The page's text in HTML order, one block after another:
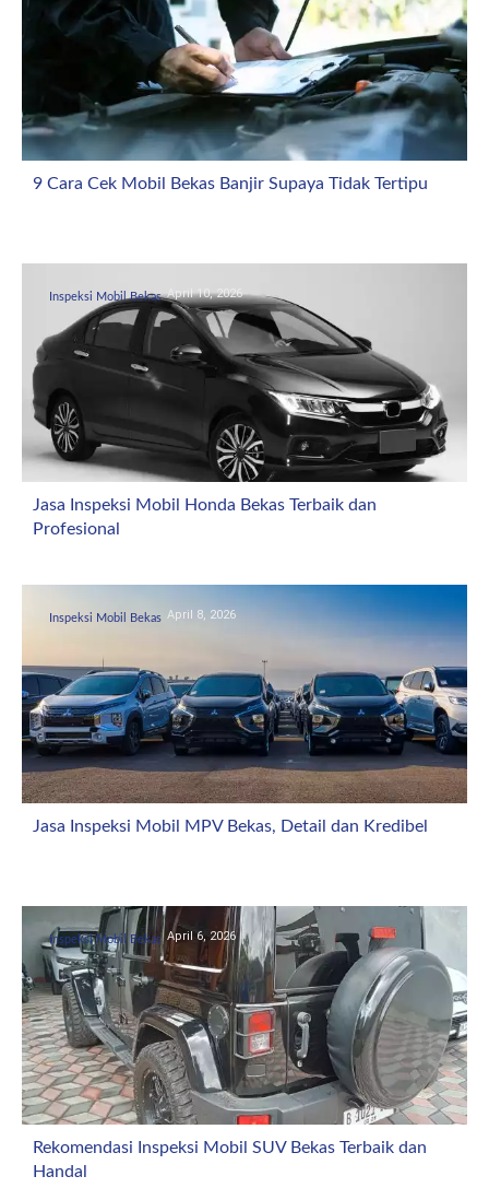
9 Cara Cek Mobil Bekas Banjir Supaya Tidak Tertipu
Inspeksi Mobil Bekas April 10, 2026
Jasa Inspeksi Mobil Honda Bekas Terbaik dan
Profesional
Inspeksi Mobil Bekas April 8, 2026
Jasa Inspeksi Mobil MPV Bekas, Detail dan Kredibel
Inspeksi Mobil Bekas April 6, 2026
Rekomendasi Inspeksi Mobil SUV Bekas Terbaik dan
Handal